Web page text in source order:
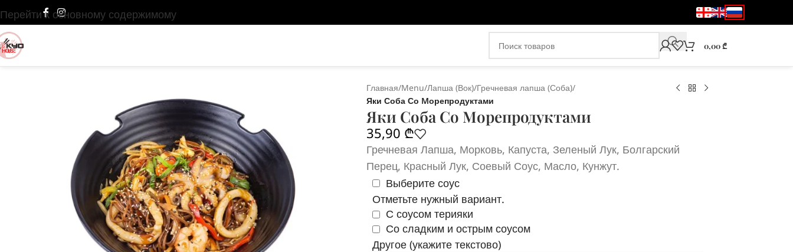
Перейти к основному содержимому
0,00₾
Главная/Menu/Лапша (Вок)/Гречневая лапша (Соба)/
Яки Соба Со Mорепродуктами
Яки Соба Со Mорепродуктами
35,90 ₾
Гречневая Лапша, Морковь, Капуста, Зеленый Лук, Болгарский
Перец, Красный Лук, Соевый Соус, Масло, Кунжут.
Выберите соус
Отметьте нужный вариант.
С соусом терияки
Со сладким и острым соусом
Другое (укажите текстово)